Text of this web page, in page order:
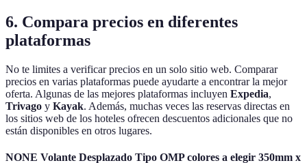
6. Compara precios en diferentes
plataformas
No te limites a verificar precios en un solo sitio web. Comparar
precios en varias plataformas puede ayudarte a encontrar la mejor
oferta. Algunas de las mejores plataformas incluyen Expedia,
Trivago y Kayak. Además, muchas veces las reservas directas en
los sitios web de los hoteles ofrecen descuentos adicionales que no
están disponibles en otros lugares.
NONE Volante Desplazado Tipo OMP colores a elegir 350mm x